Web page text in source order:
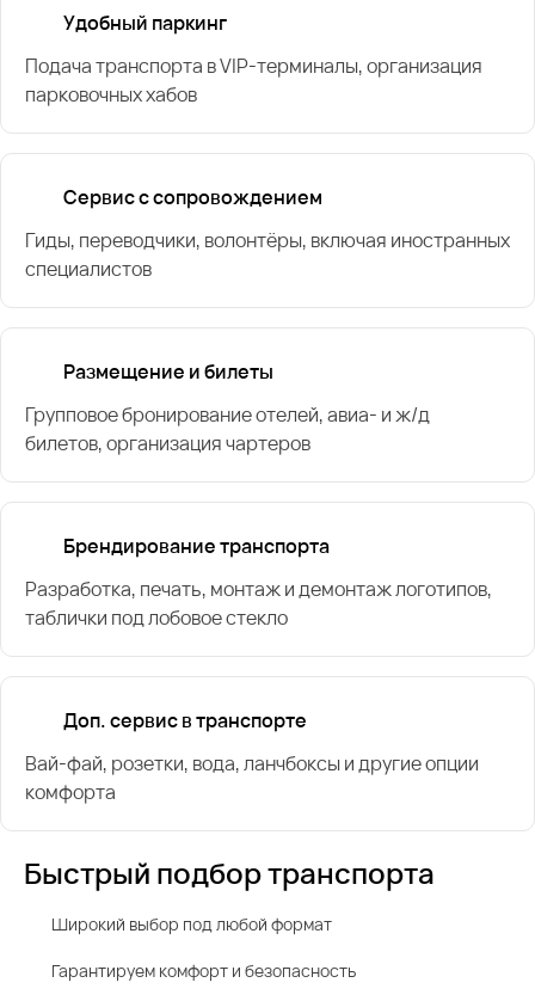
Удобный паркинг
Подача транспорта в VIP-терминалы, организация
парковочных хабов
Сервис с сопровождением
Гиды, переводчики, волонтёры, включая иностранных
специалистов
Размещение и билеты
Групповое бронирование отелей, авиа- и ж/д
билетов, организация чартеров
Брендирование транспорта
Разработка, печать, монтаж и демонтаж логотипов,
таблички под лобовое стекло
Доп. сервис в транспорте
Вай-фай, розетки, вода, ланчбоксы и другие опции
комфорта
Быстрый подбор транспорта
Широкий выбор под любой формат
Гарантируем комфорт и безопасность